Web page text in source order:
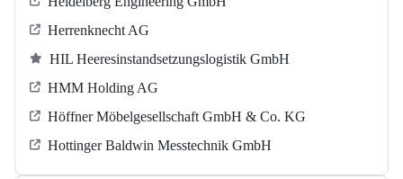
Herrenknecht AG
HIL Heeresinstandsetzungslogistik GmbH
HMM Holding AG
Höffner Möbelgesellschaft GmbH & Co. KG
Hottinger Baldwin Messtechnik GmbH